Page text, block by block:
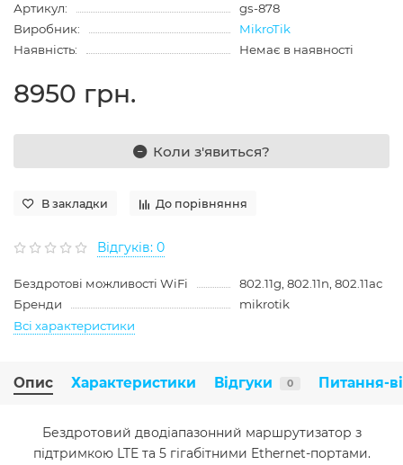
Артикул:
gs-878
Виробник:
MikroTik
Наявність:
Немає в наявності
8950 грн.
Коли з'явиться?
В закладки До порівняння
Відгуків: 0
Бездротові можливості WiFi
802.11g, 802.11n, 802.11ac
Бренди
mikrotik
Всі характеристики
Опис Характеристики Відгуки 0 Питання-
Бездротовий дводіапазонний маршрутизатор з
підтримкою LTE та 5 гігабітними Ethernet-портами.